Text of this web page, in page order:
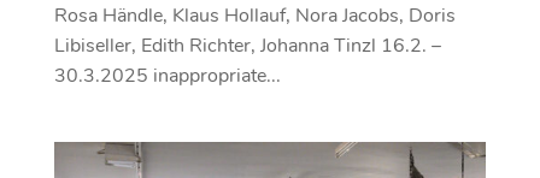
Rosa Händle, Klaus Hollauf, Nora Jacobs, Doris
Libiseller, Edith Richter, Johanna Tinzl 16.2. –
30.3.2025 inappropriate...